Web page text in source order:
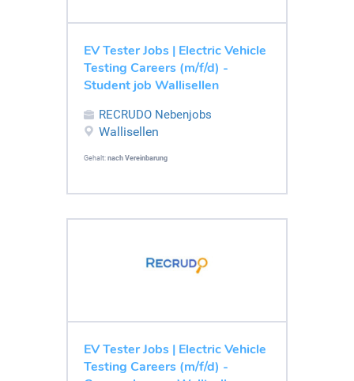
EV Tester Jobs | Electric Vehicle
Testing Careers (m/f/d) -
Student job Wallisellen
RECRUDO Nebenjobs
Wallisellen
Gehalt: nach Vereinbarung
EV Tester Jobs | Electric Vehicle
Testing Careers (m/f/d) -